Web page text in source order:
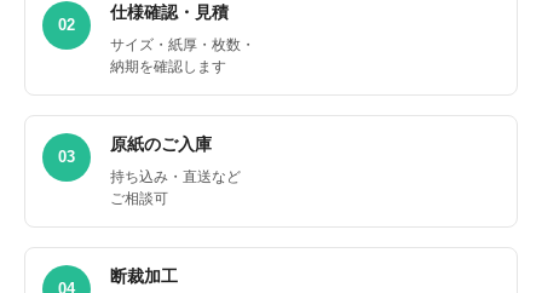
02
仕様確認・見積
サイズ・紙厚・枚数・
納期を確認します
03
原紙のご入庫
持ち込み・直送など
ご相談可
04
断裁加工